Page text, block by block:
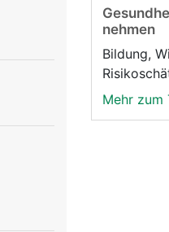
nehmen
Bildung,
Mehr zum